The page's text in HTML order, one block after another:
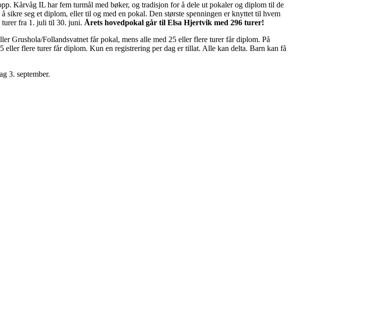
Kårvåg IL har fem turmål med bøker, og tradisjon for å dele ut pokaler og diplom til de
sikre seg et diplom, eller til og med en pokal. Den største spenningen er knyttet til hvem
turer fra 1. juli til 30. juni. Årets hovedpokal går til Elsa Hjertvik med 296 turer!
Grushola/Follandsvatnet får pokal, mens alle med 25 eller flere turer får diplom. På
eller flere turer får diplom. Kun en registrering per dag er tillat. Alle kan delta. Barn kan få
3. september.